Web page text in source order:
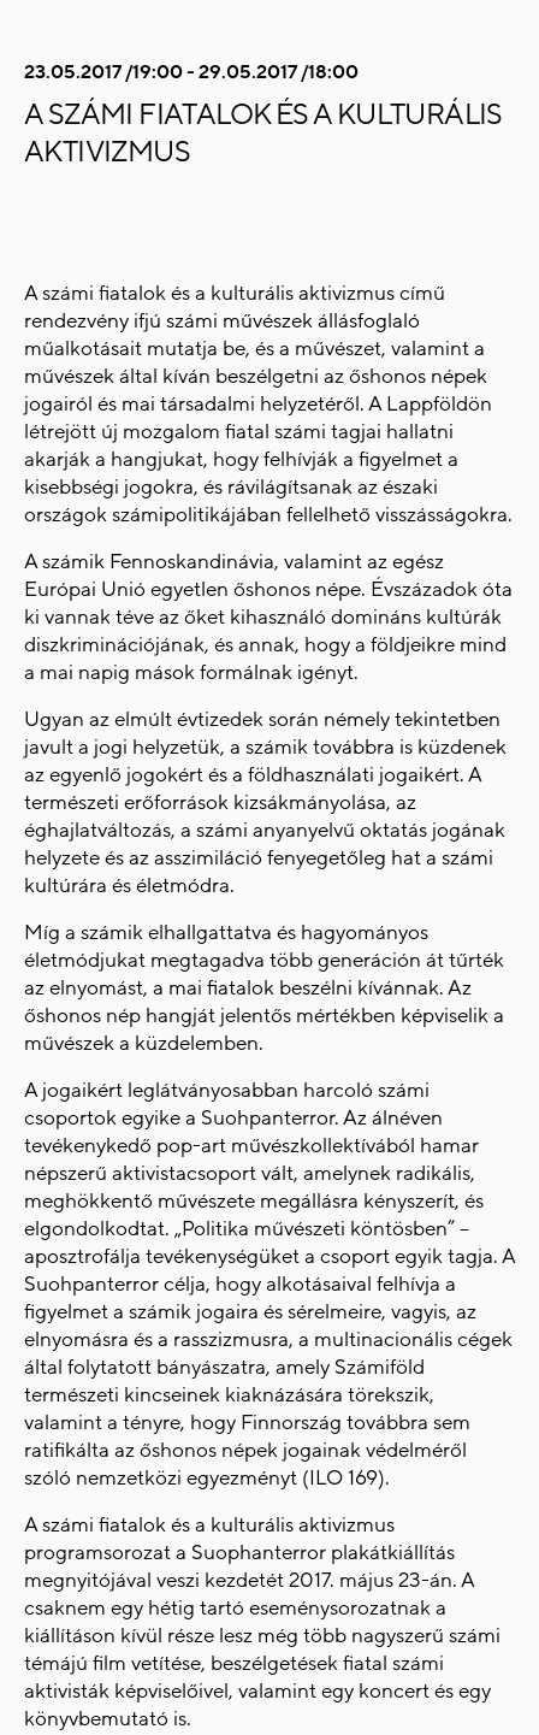
23.05.2017 /19:00 - 29.05.2017 /18:00
A SZÁMI FIATALOK ÉS A KULTURÁLIS
AKTIVIZMUS
A számi fiatalok és a kulturális aktivizmus című
rendezvény ifjú számi művészek állásfoglaló
műalkotásait mutatja be, és a művészet, valamint a
művészek által kíván beszélgetni az őshonos népek
jogairól és mai társadalmi helyzetéről. A Lappföldön
létrejött új mozgalom fiatal számi tagjai hallatni
akarják a hangjukat, hogy felhívják a figyelmet a
kisebbségi jogokra, és rávilágítsanak az északi
országok számipolitikájában fellelhető visszásságokra.
A számik Fennoskandinávia, valamint az egész
Európai Unió egyetlen őshonos népe. Évszázadok óta
ki vannak téve az őket kihasználó domináns kultúrák
diszkriminációjának, és annak, hogy a földjeikre mind
a mai napig mások formálnak igényt.
Ugyan az elmúlt évtizedek során némely tekintetben
javult a jogi helyzetük, a számik továbbra is küzdenek
az egyenlő jogokért és a földhasználati jogaikért. A
természeti erőforrások kizsákmányolása, az
éghajlatváltozás, a számi anyanyelvű oktatás jogának
helyzete és az asszimiláció fenyegetőleg hat a számi
kultúrára és életmódra.
Míg a számik elhallgattatva és hagyományos
életmódjukat megtagadva több generáción át tűrték
az elnyomást, a mai fiatalok beszélni kívánnak. Az
őshonos nép hangját jelentős mértékben képviselik a
művészek a küzdelemben.
A jogaikért leglátványosabban harcoló számi
csoportok egyike a Suohpanterror. Az álnéven
tevékenykedő pop-art művészkollektívából hamar
népszerű aktivistacsoport vált, amelynek radikális,
meghökkentő művészete megállásra kényszerít, és
elgondolkodtat. „Politika művészeti köntösben” –
aposztrofálja tevékenységüket a csoport egyik tagja. A
Suohpanterror célja, hogy alkotásaival felhívja a
figyelmet a számik jogaira és sérelmeire, vagyis, az
elnyomásra és a rasszizmusra, a multinacionális cégek
által folytatott bányászatra, amely Számiföld
természeti kincseinek kiaknázására törekszik,
valamint a tényre, hogy Finnország továbbra sem
ratifikálta az őshonos népek jogainak védelméről
szóló nemzetközi egyezményt (ILO 169).
A számi fiatalok és a kulturális aktivizmus
programsorozat a Suophanterror plakátkiállítás
megnyitójával veszi kezdetét 2017. május 23-án. A
csaknem egy hétig tartó eseménysorozatnak a
kiállításon kívül része lesz még több nagyszerű számi
témájú film vetítése, beszélgetések fiatal számi
aktivisták képviselőivel, valamint egy koncert és egy
könyvbemutató is.